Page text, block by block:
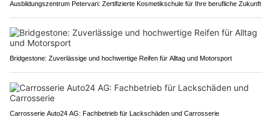
Ausbildungszentrum Petervari: Zertifizierte Kosmetikschule für Ihre berufliche Zukunft
Bridgestone: Zuverlässige und hochwertige Reifen für Alltag und Motorsport
Carrosserie Auto24 AG: Fachbetrieb für Lackschäden und Carrosserie